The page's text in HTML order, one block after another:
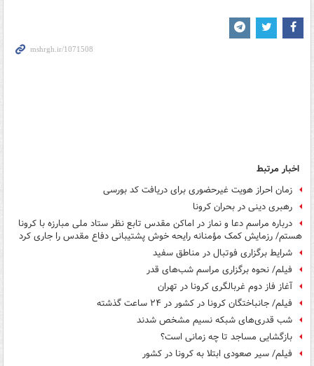
اخبار مرتبط
زمان احراز هویت غیرحضوری برای دریافت کد بورسی
رهبری دینی در بحران کرونا
درباره مراسم دعا و نماز در اماکن مقدس تابع نظر ستاد ملی مبارزه با کرونا
هستم/ رزمایش کمک مؤمنانه رایحه خوش پشتیبانی دفاع مقدس را جاری کرد
شرایط برگزاری فوتبال در مناطق سفید
فیلم/ نحوه برگزاری مراسم شب‌های قدر
آغاز فاز دوم غربالگری کرونا در تهران
فیلم/ جانباختگان کرونا در کشور در ۲۴ ساعت گذشته
شب‌ قدری‌های شبکه نسیم مشخص شدند
بازگشایی مساجد تا چه زمانی است؟
فیلم/ سیر صعودی ابتلا به کرونا در کشور